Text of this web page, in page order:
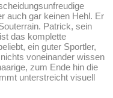
auch gar keinen Hehl. Er
Patrick, sein
das komplette
ein guter Sportler,
voneinander wissen
zum Ende hin die
unterstreicht visuell